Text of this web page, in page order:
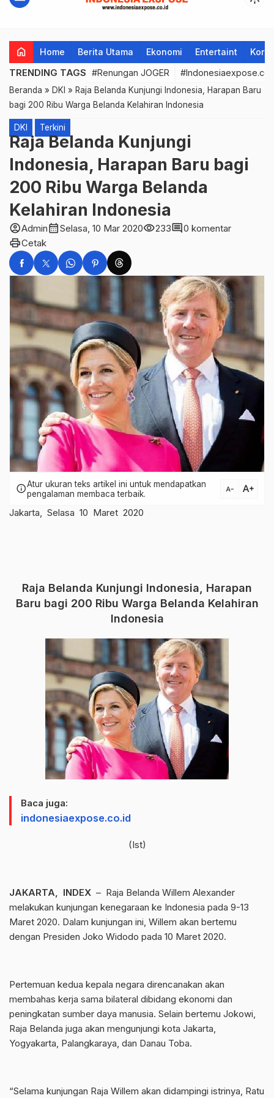
home Home Berita Utama Ekonomi Entertaint
TRENDING TAGS #Renungan JOGER
Beranda » DKI » Raja Belanda Kunjungi Indonesia, Harapan Baru
bagi 200 Ribu Warga Belanda Kelahiran Indonesia
DKI Terkini
Raja Belanda Kunjungi
Indonesia, Harapan Baru bagi
200 Ribu Warga Belanda
Kelahiran Indonesia
account_circleAdmincalendar_monthSelasa, 10 Mar 2020visibility233comment0 komentar
printCetak
infoAtur ukuran teks artikel ini untuk mendapatkan
pengalaman membaca terbaik.
text_decrease text_increase
Jakarta, Selasa 10 Maret 2020
Raja Belanda Kunjungi Indonesia, Harapan
Baru bagi 200 Ribu Warga Belanda Kelahiran
Indonesia
Baca juga:
indonesiaexpose.co.id
(Ist)
JAKARTA, INDEX – Raja Belanda Willem Alexander
melakukan kunjungan kenegaraan ke Indonesia pada 9-13
Maret 2020. Dalam kunjungan ini, Willem akan bertemu
dengan Presiden Joko Widodo pada 10 Maret 2020.
Pertemuan kedua kepala negara direncanakan akan
membahas kerja sama bilateral dibidang ekonomi dan
peningkatan sumber daya manusia. Selain bertemu Jokowi,
Raja Belanda juga akan mengunjungi kota Jakarta,
Yogyakarta, Palangkaraya, dan Danau Toba.
“Selama kunjungan Raja Willem akan didampingi istrinya, Ratu